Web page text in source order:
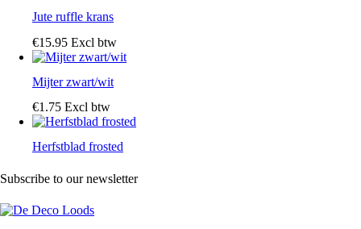
Jute ruffle krans
€15.95 Excl btw
Mijter zwart/wit
€1 .75 Excl btw
Herfstblad frosted
Subscribe to our newsletter